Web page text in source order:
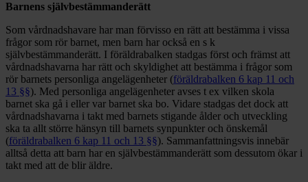
Barnens självbestämmanderätt
Som vårdnadshavare har man förvisso en rätt att bestämma i vissa
frågor som rör barnet, men barn har också en s k
självbestämmanderätt. I föräldrabalken stadgas först och främst att
vårdnadshavarna har rätt och skyldighet att bestämma i frågor som
rör barnets personliga angelägenheter (föräldrabalken 6 kap 11 och
13 §§). Med personliga angelägenheter avses t ex vilken skola
barnet ska gå i eller var barnet ska bo. Vidare stadgas det dock att
vårdnadshavarna i takt med barnets stigande ålder och utveckling
ska ta allt större hänsyn till barnets synpunkter och önskemål
(föräldrabalken 6 kap 11 och 13 §§). Sammanfattningsvis innebär
alltså detta att barn har en självbestämmanderätt som dessutom ökar i
takt med att de blir äldre.